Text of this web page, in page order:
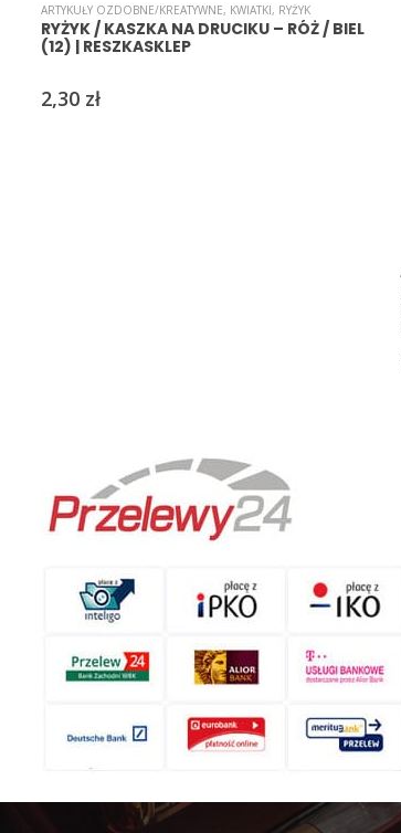
ARTYKUŁY OZDOBNE/KREATYWNE, KWIATKI, RYŻYK
RYŻYK / KASZKA NA DRUCIKU – RÓŻ / BIEL
(12) | RESZKASKLEP
2,30 zł